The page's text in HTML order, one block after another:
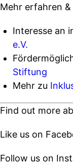
Mehr erfahren
Interesse an
e.V.
Stiftung
Mehr zu
Find out more
Like us on
Follow us on